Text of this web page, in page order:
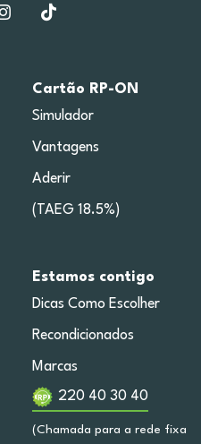
Cartão RP-ON
Simulador
Vantagens
Aderir
(TAEG 18.5%)
Estamos contigo
Dicas Como Escolher
Recondicionados
Marcas
220 40 30 40
(Chamada para a rede fixa